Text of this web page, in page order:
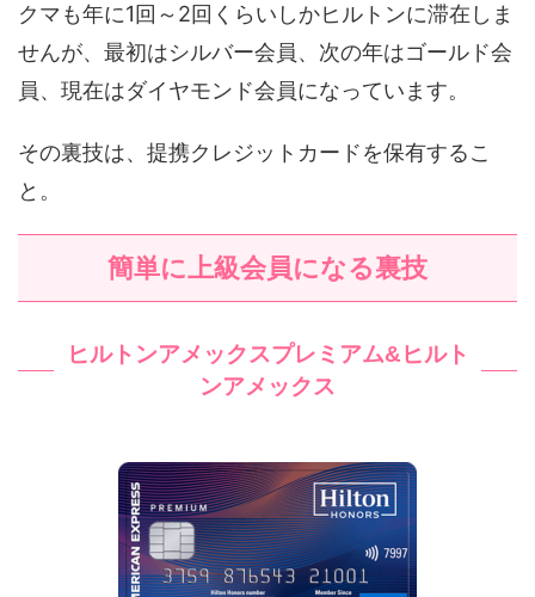
クマも年に1回～2回くらいしかヒルトンに滞在しま
せんが、最初はシルバー会員、次の年はゴールド会
員、現在はダイヤモンド会員になっています。
その裏技は、提携クレジットカードを保有するこ
と。
簡単に上級会員になる裏技
ヒルトンアメックスプレミアム&ヒルト
ンアメックス